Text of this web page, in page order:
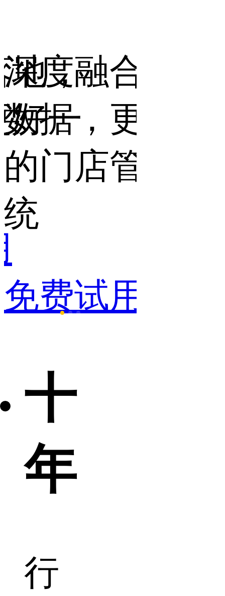
地，
好一
深度融合行业
数据，更智能
的门店管理系
统
免费试用
十
年
行